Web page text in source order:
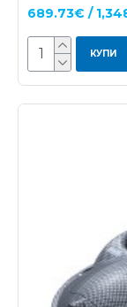
689.73€ /
КУПИ